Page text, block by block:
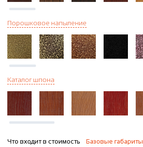
Порошковое напыление
Каталог шпона
Что входит в стоимость Базовые габариты